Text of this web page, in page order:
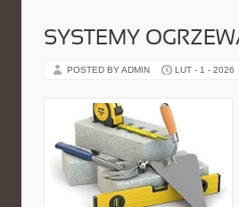
SYSTEMY
POSTED BY ADMIN LUT - 1 - 2026